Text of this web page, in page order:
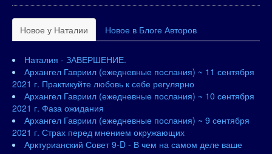
Новое у Наталии Новое в Блоге Авторов
Наталия - ЗАВЕРШЕНИЕ.
Архангел Гавриил (ежедневные послания) ~ 11 сентября
2021 г. Практикуйте любовь к себе регулярно
Архангел Гавриил (ежедневные послания) ~ 10 сентября
2021 г. Фаза ожидания
Архангел Гавриил (ежедневные послания) ~ 9 сентября
2021 г. Страх перед мнением окружающих
Арктурианский Совет 9-D - В чем на самом деле ваше